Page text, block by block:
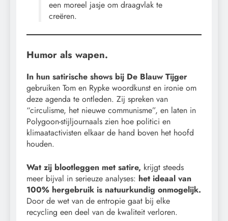
een moreel jasje om draagvlak te
creëren.
Humor als wapen.
In hun satirische shows bij De Blauw Tijger
gebruiken Tom en Rypke woordkunst en ironie om
deze agenda te ontleden. Zij spreken van
“circulisme, het nieuwe communisme”, en laten in
Polygoon-stijljournaals zien hoe politici en
klimaatactivisten elkaar de hand boven het hoofd
houden.
Wat zij blootleggen met satire, krijgt steeds
meer bijval in serieuze analyses: het ideaal van
100% hergebruik is natuurkundig onmogelijk.
Door de wet van de entropie gaat bij elke
recycling een deel van de kwaliteit verloren.